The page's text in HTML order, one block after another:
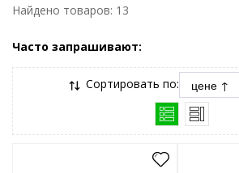
Найдено товаров: 13
Часто запрашивают:
Сортировать по: